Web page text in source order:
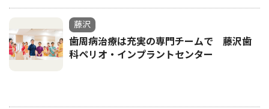
藤沢
歯周病治療は充実の専門チームで 藤沢歯
科ペリオ・インプラントセンター